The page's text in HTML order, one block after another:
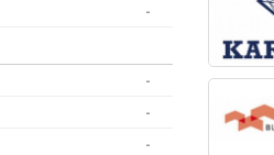
-
-
-
-